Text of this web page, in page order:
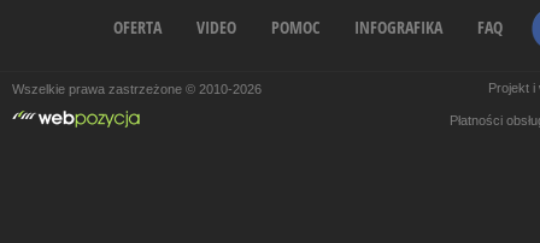
OFERTA
VIDEO POMOC INFOGRAFIKA FAQ
Wszelkie prawa zastrzeżone © 2010-2026 Projekt
Płatności